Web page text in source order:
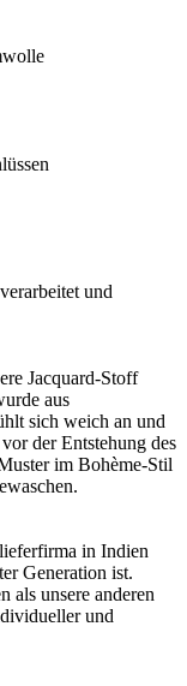
und
Jacquard-Stoff
aus
sich weich an und
der Entstehung des
im Bohème-Stil
in Indien
Generation ist.
als unsere anderen
und